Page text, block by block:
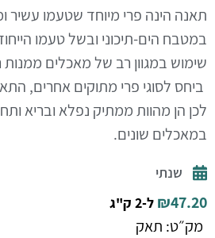
תאנה הינה פרי מיוחד שטעמו עשיר
במטבח הים-תיכוני ובשל טעמו
שימוש במגוון רב של מאכלים ממנות
ביחס לסוגי פרי מתוקים אחרים,
לכן הן מהוות ממתיק נפלא ובריא
במאכלים שונים.
שנתי
₪47.20 ל-2 ק"ג
מק״ט: תאק